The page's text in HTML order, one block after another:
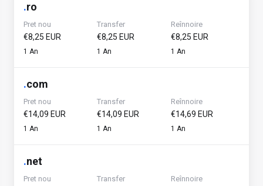
.ro
Pret nou
€8,25 EUR
1 An
Transfer
€8,25 EUR
1 An
Reînnoire
€8,25 EUR
1 An
.com
Pret nou
€14,09 EUR
1 An
Transfer
€14,09 EUR
1 An
Reînnoire
€14,69 EUR
1 An
.net
Pret nou Transfer Reînnoire